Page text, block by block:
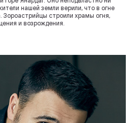
нашей земли верили, что в огне
Зороастрийцы строили храмы огня,
и возрождения.